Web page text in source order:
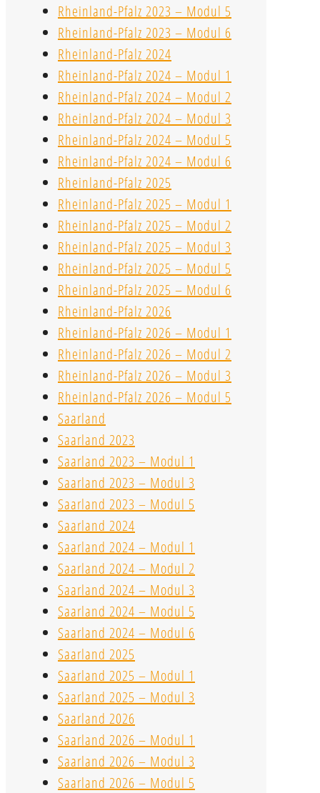
Rheinland-Pfalz 2023 – Modul 5
Rheinland-Pfalz 2023 – Modul 6
Rheinland-Pfalz 2024
Rheinland-Pfalz 2024 – Modul 1
Rheinland-Pfalz 2024 – Modul 2
Rheinland-Pfalz 2024 – Modul 3
Rheinland-Pfalz 2024 – Modul 5
Rheinland-Pfalz 2024 – Modul 6
Rheinland-Pfalz 2025
Rheinland-Pfalz 2025 – Modul 1
Rheinland-Pfalz 2025 – Modul 2
Rheinland-Pfalz 2025 – Modul 3
Rheinland-Pfalz 2025 – Modul 5
Rheinland-Pfalz 2025 – Modul 6
Rheinland-Pfalz 2026
Rheinland-Pfalz 2026 – Modul 1
Rheinland-Pfalz 2026 – Modul 2
Rheinland-Pfalz 2026 – Modul 3
Rheinland-Pfalz 2026 – Modul 5
Saarland
Saarland 2023
Saarland 2023 – Modul 1
Saarland 2023 – Modul 3
Saarland 2023 – Modul 5
Saarland 2024
Saarland 2024 – Modul 1
Saarland 2024 – Modul 2
Saarland 2024 – Modul 3
Saarland 2024 – Modul 5
Saarland 2024 – Modul 6
Saarland 2025
Saarland 2025 – Modul 1
Saarland 2025 – Modul 3
Saarland 2026
Saarland 2026 – Modul 1
Saarland 2026 – Modul 3
Saarland 2026 – Modul 5